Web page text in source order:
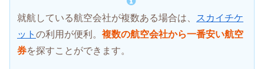
就航している航空会社が複数ある場合は、
スカイチケ
ット の利用が便利。 複数の航空会社から一番安い航空
券を探すことができます。